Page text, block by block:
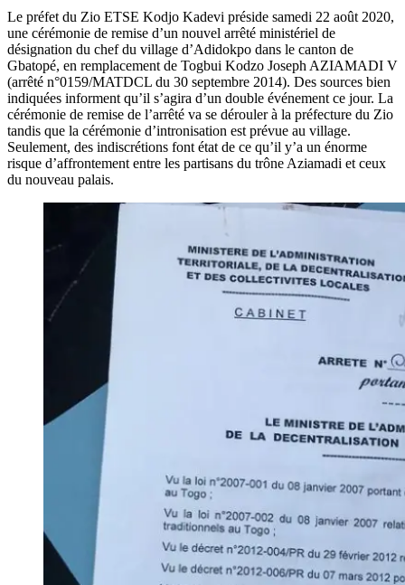
Message
Le préfet du Zio ETSE Kodjo Kadevi préside samedi 22 août 2020,
une cérémonie de remise d’un nouvel arrêté ministériel de
désignation du chef du village d’Adidokpo dans le canton de
Gbatopé, en remplacement de Togbui Kodzo Joseph AZIAMADI V
(arrêté n°0159/MATDCL du 30 septembre 2014). Des sources bien
indiquées informent qu’il s’agira d’un double événement ce jour. La
cérémonie de remise de l’arrêté va se dérouler à la préfecture du Zio
tandis que la cérémonie d’intronisation est prévue au village.
Seulement, des indiscrétions font état de ce qu’il y’a un énorme
risque d’affrontement entre les partisans du trône Aziamadi et ceux
du nouveau palais.